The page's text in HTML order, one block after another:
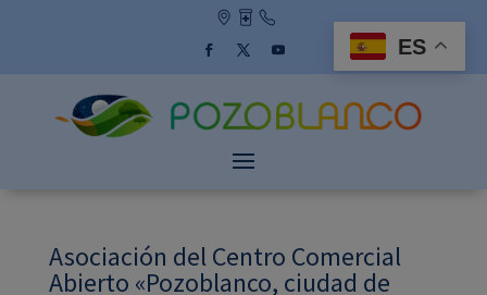
Asociación del Centro Comercial
Abierto «Pozoblanco, ciudad de
ES